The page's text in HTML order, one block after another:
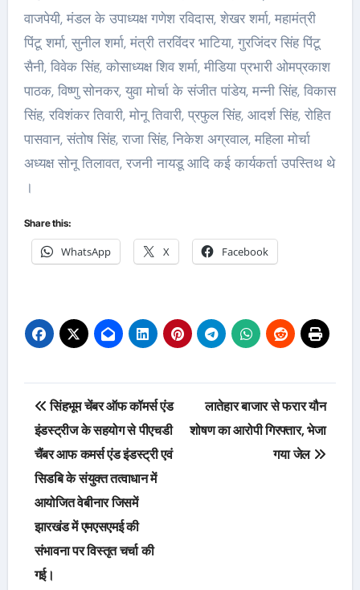
वाजपेयी, मंडल के उपाध्यक्ष गणेश रविदास, शेखर शर्मा, महामंत्री
पिंटू शर्मा, सुनील शर्मा, मंत्री तरविंदर भाटिया, गुरजिंदर सिंह पिंटू
सैनी, विवेक सिंह, कोसाध्यक्ष शिव शर्मा, मीडिया प्रभारी ओमप्रकाश
पाठक, विष्णु सोनकर, युवा मोर्चा के संजीत पांडेय, मन्नी सिंह, विकास
सिंह, रविशंकर तिवारी, मोनू तिवारी, प्रफुल सिंह, आदर्श सिंह, रोहित
पासवान, संतोष सिंह, राजा सिंह, निकेश अग्रवाल, महिला मोर्चा
अध्यक्ष सोनू तिलावत, रजनी नायडू आदि कई कार्यकर्ता उपस्तिथ थे
।
Share this:
WhatsApp X Facebook
Post
navigation
सिंहभूम चेंबर ऑफ कॉमर्स एंड
इंडस्ट्रीज के सहयोग से पीएचडी
चैंबर आफ कमर्स एंड इंडस्ट्री एवं
सिडबि के संयुक्त तत्वाधान में
आयोजित वेबीनार जिसमें
झारखंड में एमएसएमई की
संभावना पर विस्तृत चर्चा की
गई।
लातेहार बाजार से फरार यौन
शोषण का आरोपी गिरफ्तार, भेजा
गया जेल